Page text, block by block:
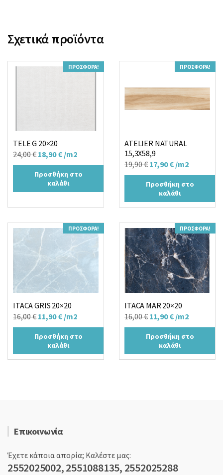
Σχετικά προϊόντα
ΠΡΟΣΦΟΡΆ!
TELE G 20×20
24,00€ Original
price
was:
24,00 €.
18,90€Η
τρέχουσα
τιμή
είναι:
/m2
Προσθήκη στο
καλάθι
ΠΡΟΣΦΟΡΆ!
ATELIER NATURAL
15,3X58,9
19,90€ Original
price
was:
19,90 €.
17,90€Η
τρέχουσα
τιμή
είναι:
/m2
Προσθήκη στο
καλάθι
ΠΡΟΣΦΟΡΆ!
ITACA GRIS 20×20
16,00€ Original
price
was:
11,90€Η
τρέχουσα
τιμή
/m2
Προσθήκη στο
καλάθι
ΠΡΟΣΦΟΡΆ!
ITACA MAR 20×20
16,00€ Original
price
was:
11,90€Η
τρέχουσα
τιμή
/m2
Προσθήκη στο
καλάθι
Επικοινωνία
Έχετε κάποια απορία; Καλέστε μας:
2552025002, 2551088135, 2552025288